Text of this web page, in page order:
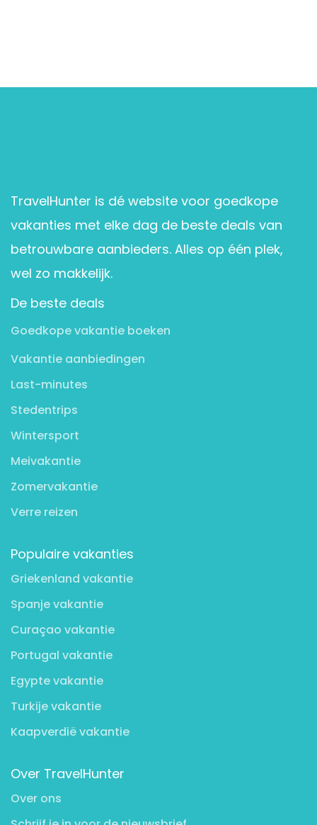
TravelHunter is dé website voor goedkope
vakanties met elke dag de beste deals van
betrouwbare aanbieders. Alles op één plek,
wel zo makkelijk.
De beste deals
Goedkope vakantie boeken
Vakantie aanbiedingen
Last-minutes
Stedentrips
Wintersport
Meivakantie
Zomervakantie
Verre reizen
Populaire vakanties
Griekenland vakantie
Spanje vakantie
Curaçao vakantie
Portugal vakantie
Egypte vakantie
Turkije vakantie
Kaapverdië vakantie
Over TravelHunter
Over ons